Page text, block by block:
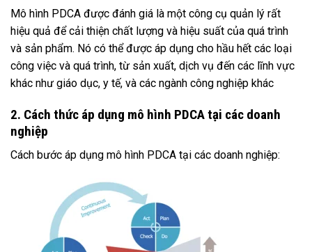
Mô hình PDCA được đánh giá là một công cụ quản lý rất
hiệu quả để cải thiện chất lượng và hiệu suất của quá trình
và sản phẩm. Nó có thể được áp dụng cho hầu hết các loại
công việc và quá trình, từ sản xuất, dịch vụ đến các lĩnh vực
khác như giáo dục, y tế, và các ngành công nghiệp khác
2. Cách thức áp dụng mô hình PDCA tại các doanh
nghiệp
Cách bước áp dụng mô hình PDCA tại các doanh nghiệp: